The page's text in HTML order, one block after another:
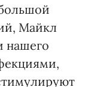
Майкл
нашего